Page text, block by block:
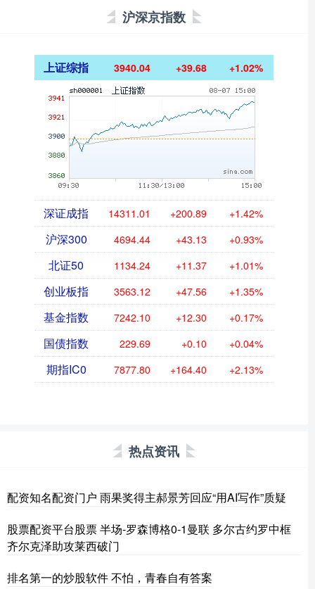
沪深京指数
上证综指 3940.04 +39.68 +1.02%
深证成指 14311.01 +200.89 +1.42%
沪深300 4694.44 +43.13 +0.93%
北证50 1134.24 +11.37 +1.01%
创业板指 3563.12 +47.56 +1.35%
基金指数 7242.10 +12.30 +0.17%
国债指数 229.69 +0.10 +0.04%
期指IC0 7877.80 +164.40 +2.13%
热点资讯
配资知名配资门户 雨果奖得主郝景芳回应“用AI写作”质疑
股票配资平台股票 半场-罗森博格0-1曼联 多尔古约罗中框
齐尔克泽助攻莱西破门
排名第一的炒股软件 不怕，青春自有答案